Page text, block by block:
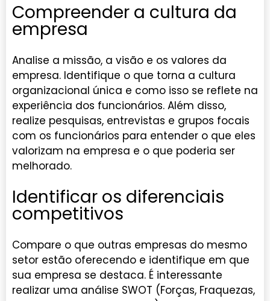
Compreender a cultura da
empresa
Analise a missão, a visão e os valores da
empresa. Identifique o que torna a cultura
organizacional única e como isso se reflete na
experiência dos funcionários. Além disso,
realize pesquisas, entrevistas e grupos focais
com os funcionários para entender o que eles
valorizam na empresa e o que poderia ser
melhorado.
Identificar os diferenciais
competitivos
Compare o que outras empresas do mesmo
setor estão oferecendo e identifique em que
sua empresa se destaca. É interessante
realizar uma análise SWOT (Forças, Fraquezas,